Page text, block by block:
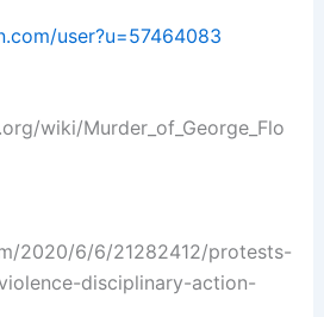
user?u=57464083
wiki/Murder_of_George_Flo
2020/6/6/21282412/protests-
disciplinary-action-